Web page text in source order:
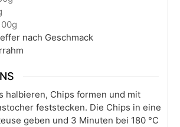
nach Geschmack
halbieren, Chips formen und mit
feststecken. Die Chips in eine
geben und 3 Minuten bei 180 °C